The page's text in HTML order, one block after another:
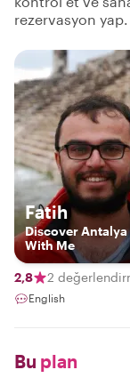
rezervasyon yap.
Fatih
Discover Antalya
With Me
2,8 2
English
Bu plan